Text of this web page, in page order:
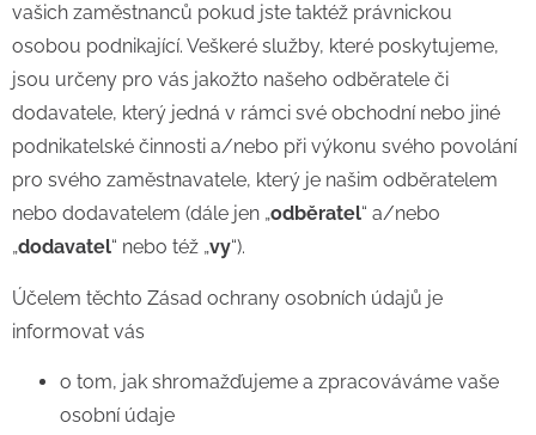
vašich zaměstnanců pokud jste taktéž právnickou
osobou podnikající. Veškeré služby, které poskytujeme,
jsou určeny pro vás jakožto našeho odběratele či
dodavatele, který jedná v rámci své obchodní nebo jiné
podnikatelské činnosti a/nebo při výkonu svého povolání
pro svého zaměstnavatele, který je našim odběratelem
nebo dodavatelem (dále jen „odběratel“ a/nebo
„dodavatel“ nebo též „vy“).
Účelem těchto Zásad ochrany osobních údajů je
informovat vás
o tom, jak shromažďujeme a zpracováváme vaše
osobní údaje